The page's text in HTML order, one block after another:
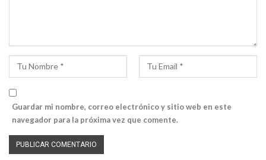
Guardar mi nombre, correo electrónico y sitio web en este
navegador para la próxima vez que comente.